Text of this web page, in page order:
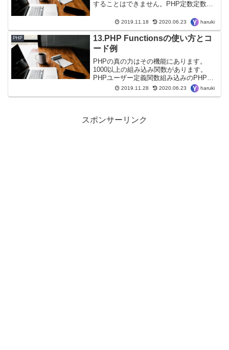
することはできません。PHP定数定数
クリプト中に値を変更することはできま
せん。有効な定数名は、文字またはアン
ダースコアで始まります...
2019.11.18 2020.06.23 haruki
PHP
13.PHP Functionsの使い方とコ
ード例
PHPの真の力はその機能にあります。
1000以上の組み込み関数があります。
PHPユーザー定義関数組み込みのPHP関
数に加えて、独自の関数を作成できま
す。関数は、プログラムで繰り返し使用
2019.11.28 2020.06.23 haruki
スポンサーリンク